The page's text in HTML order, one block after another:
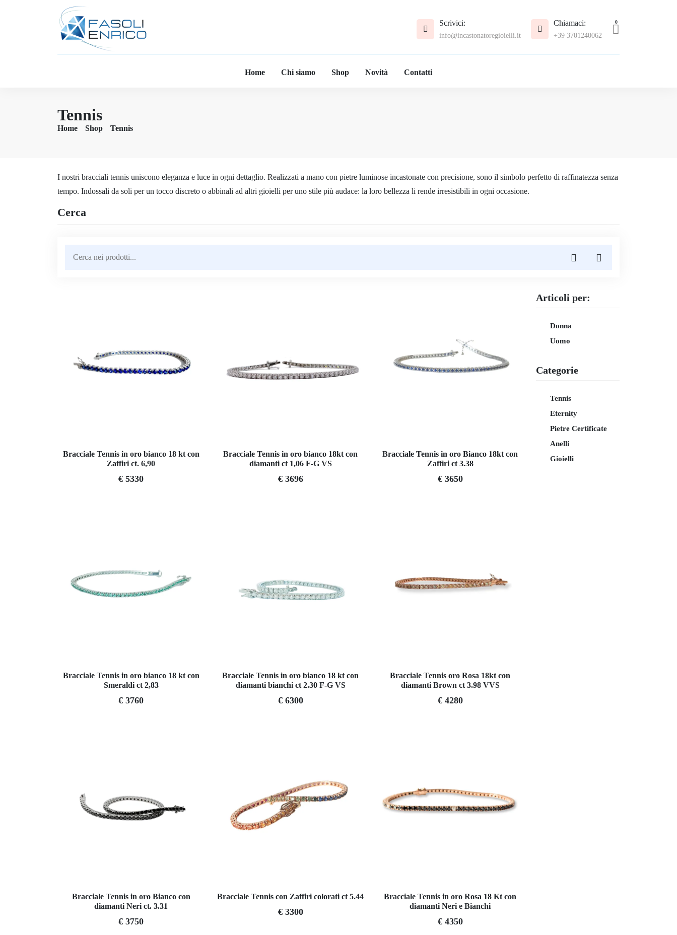
Scrivici:
info@incastonatoregioielli.it
Chiamaci:
+39 3701240062
0
Home Chi siamo Shop Novità Contatti
Tennis
Home Shop Tennis
I nostri bracciali tennis uniscono eleganza e luce in ogni dettaglio. Realizzati a mano con pietre luminose incastonate con precisione, sono il simbolo perfetto di raffinatezza senza
tempo. Indossali da soli per un tocco discreto o abbinali ad altri gioielli per uno stile più audace: la loro bellezza li rende irresistibili in ogni occasione.
Cerca
Bracciale Tennis in oro bianco 18 kt con
Zaffiri ct. 6,90
€ 5330
Bracciale Tennis in oro bianco 18kt con
diamanti ct 1,06 F-G VS
€ 3696
Bracciale Tennis in oro Bianco 18kt con
Zaffiri ct 3.38
€ 3650
Bracciale Tennis in oro bianco 18 kt con
Smeraldi ct 2,83
€ 3760
Bracciale Tennis in oro bianco 18 kt con
diamanti bianchi ct 2.30 F-G VS
€ 6300
Bracciale Tennis oro Rosa 18kt con
diamanti Brown ct 3.98 VVS
€ 4280
Bracciale Tennis in oro Bianco con
diamanti Neri ct. 3.31
€ 3750
Bracciale Tennis con Zaffiri colorati ct 5.44
€ 3300
Bracciale Tennis in oro Rosa 18 Kt con
diamanti Neri e Bianchi
€ 4350
Articoli per:
Donna
Uomo
Categorie
Tennis
Eternity
Pietre Certificate
Anelli
Gioielli